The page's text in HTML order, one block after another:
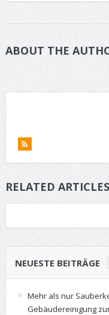
ABOUT THE
RELATED ARTICLES
NEUESTE BEITRÄGE
Mehr als nur
Gebäudereinigung